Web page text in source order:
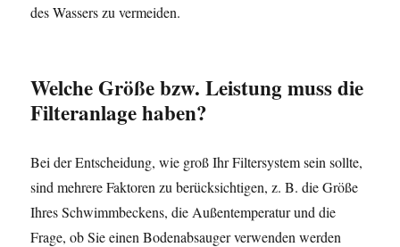
des Wassers zu vermeiden.
Welche Größe bzw. Leistung muss die
Filteranlage haben?
Bei der Entscheidung, wie groß Ihr Filtersystem sein sollte,
sind mehrere Faktoren zu berücksichtigen, z. B. die Größe
Ihres Schwimmbeckens, die Außentemperatur und die
Frage, ob Sie einen Bodenabsauger verwenden werden